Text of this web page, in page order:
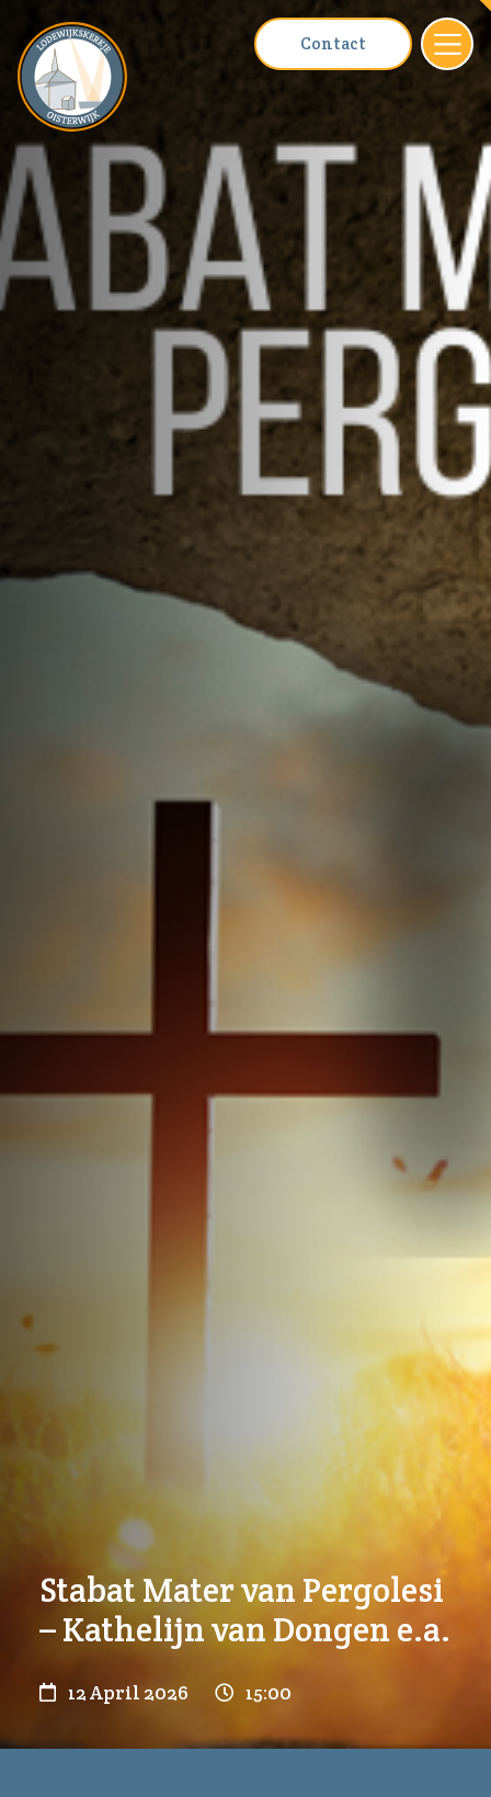
Contact
Stabat Mater van Pergolesi
– Kathelijn van Dongen e.a.
12 April 2026 15:00